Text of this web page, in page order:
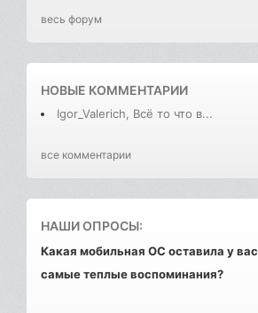
весь форум
НОВЫЕ КОММЕНТАРИИ
Igor_Valerich, Всё то что в...
все комментарии
НАШИ ОПРОСЫ:
Какая мобильная ОС оставила у вас
самые теплые воспоминания?